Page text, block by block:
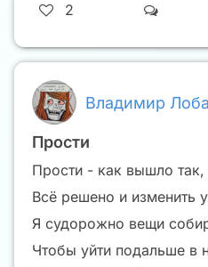
2
Владимир
Прости
Прости - как вышло
Всё решено и изменить
Я судорожно вещи
Чтобы уйти подальше в